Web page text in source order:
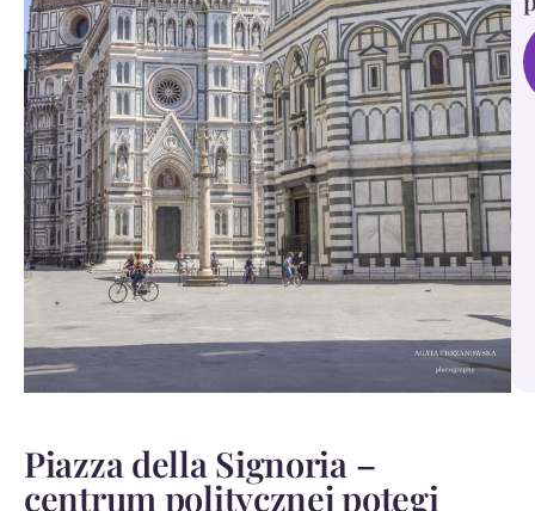
Piazza della Signoria –
centrum politycznej potęgi